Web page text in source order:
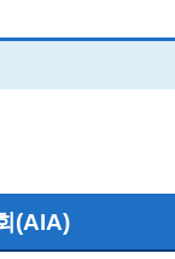
(AIA)